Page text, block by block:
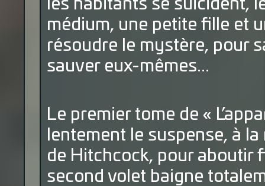
les habitants se suicident,
médium, une petite fille et
résoudre le mystère, pour
sauver eux-mêmes...
Le premier tome de «
lentement le suspense, à
de Hitchcock, pour aboutir
second volet baigne